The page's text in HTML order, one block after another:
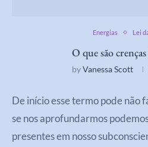
Energias Lei
O que são
byVanessa Scott
De início esse termo pode não
se nos aprofundarmos
presentes em nosso